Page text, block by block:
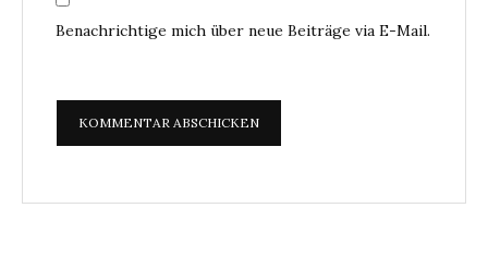
Benachrichtige mich über neue Beiträge via E-Mail.